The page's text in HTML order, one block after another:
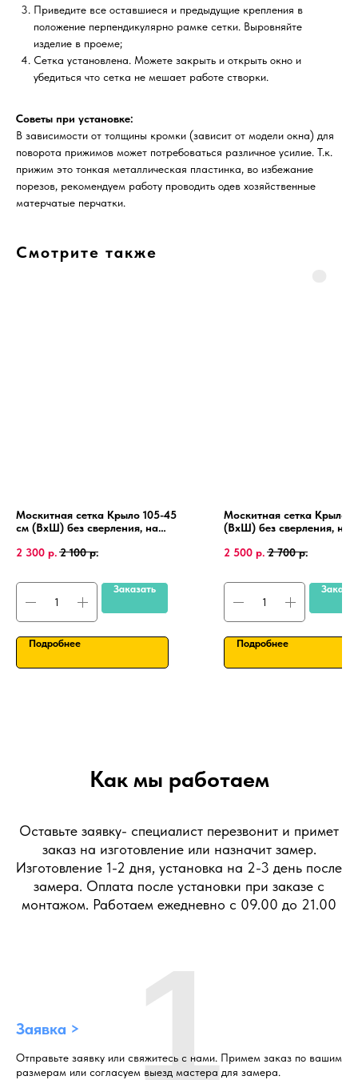
Приведите все оставшиеся и предыдущие крепления в
положение перпендикулярно рамке сетки. Выровняйте
изделие в проеме;
Сетка установлена. Можете закрыть и открыть окно и
убедиться что сетка не мешает работе створки.
Советы при установке:
В зависимости от толщины кромки (зависит от модели окна) для
поворота прижимов может потребоваться различное усилие. Т.к.
прижим это тонкая металлическая пластинка, во избежание
порезов, рекомендуем работу проводить одев хозяйственные
матерчатые перчатки.
Смотрите также
Москитная сетка Крыло 105-45
см (ВхШ) без сверления, на
рамка.
2 300 р. 2 100 р.
Заказать
Подробнее
Москитная сетка Крыло
(ВхШ) без сверления, на
рамка.
2 500 р. 2 700 р.
Подробнее
Как мы работаем
Оставьте заявку- специалист перезвонит и примет
заказ на изготовление или назначит замер.
Изготовление 1-2 дня, установка на 2-3 день после
замера. Оплата после установки при заказе с
монтажом. Работаем ежедневно с 09.00 до 21.00
Заявка >
Отправьте заявку или свяжитесь с нами. Примем заказ по вашим
размерам или согласуем выезд мастера для замера.
1